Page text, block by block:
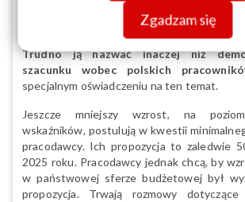
Zgadzam się
Piotr Duda już kilka tygodni temu rządową
Trudno ją nazwać inaczej niż
szacunku wobec polskich
specjalnym oświadczeniu na ten temat.
Jeszcze mniejszy wzrost, na
wskaźników, postulują w kwestii
pracodawcy. Ich propozycja to zaledwie
2025 roku. Pracodawcy jednak chcą, by
w państwowej sferze budżetowej był
propozycja. Trwają rozmowy